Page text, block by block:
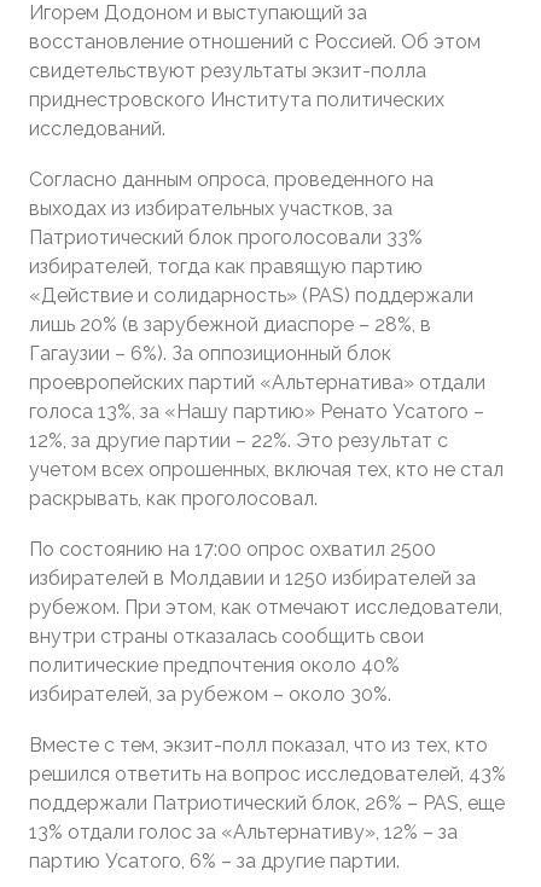
Игорем Додоном и выступающий за
восстановление отношений с Россией. Об этом
свидетельствуют результаты экзит-полла
приднестровского Института политических
исследований.
Согласно данным опроса, проведенного на
выходах из избирательных участков, за
Патриотический блок проголосовали 33%
избирателей, тогда как правящую партию
«Действие и солидарность» (PAS) поддержали
лишь 20% (в зарубежной диаспоре – 28%, в
Гагаузии – 6%). За оппозиционный блок
проевропейских партий «Альтернатива» отдали
голоса 13%, за «Нашу партию» Ренато Усатого –
12%, за другие партии – 22%. Это результат с
учетом всех опрошенных, включая тех, кто не стал
раскрывать, как проголосовал.
По состоянию на 17:00 опрос охватил 2500
избирателей в Молдавии и 1250 избирателей за
рубежом. При этом, как отмечают исследователи,
внутри страны отказалась сообщить свои
политические предпочтения около 40%
избирателей, за рубежом – около 30%.
Вместе с тем, экзит-полл показал, что из тех, кто
решился ответить на вопрос исследователей, 43%
поддержали Патриотический блок, 26% – PAS, еще
13% отдали голос за «Альтернативу», 12% – за
партию Усатого, 6% – за другие партии.